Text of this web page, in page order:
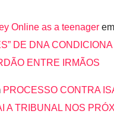
Online as a teenager em
DE DNA CONDICIONA
ENTRE IRMÃOS
PROCESSO CONTRA
A TRIBUNAL NOS